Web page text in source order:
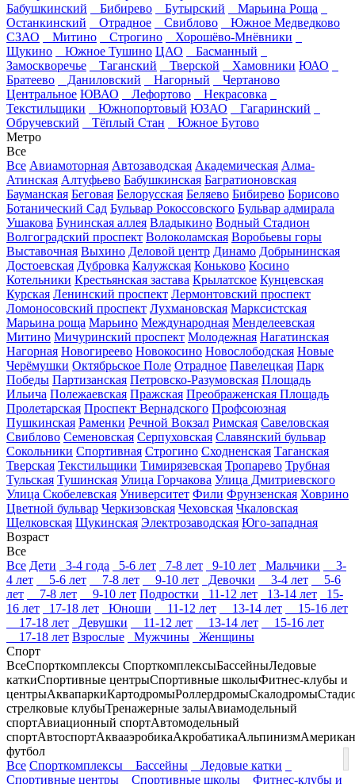
Бабушкинский
Бибирево Бутырский
Марьина Роща
Останкинский
Отрадное Свиблово
Южное Медведково
СЗАО
Митино Строгино
Хорошёво-Мнёвники
Щукино
Южное Тушино ЦАО
Басманный
Замоскворечье
Таганский Тверской Хамовники ЮАО
Братеево
Даниловский Нагорный
Чертаново
Центральное ЮВАО Лефортово
Некрасовка
Текстильщики
Южнопортовый ЮЗАО
Гагаринский
Обручевский
Тёплый Стан
Южное Бутово
Метро
Все
Все Авиамоторная Автозаводская Академическая Алма-
Атинская Алтуфьево Бабушкинская Багратионовская
Бауманская Беговая Белорусская Беляево Бибирево Борисово
Ботанический Сад Бульвар Рокоссовского Бульвар адмирала
Ушакова Бунинская аллея Владыкино Водный Стадион
Волгоградский проспект Волоколамская Воробьевы горы
Выставочная Выхино Деловой центр Динамо Добрынинская
Достоевская Дубровка Калужская Коньково Косино
Котельники Крестьянская застава Крылатское Кунцевская
Курская Ленинский проспект Лермонтовский проспект
Ломоносовский проспект Лухмановская Марксистская
Марьина роща Марьино Международная Менделеевская
Митино Мичуринский проспект Молодежная Нагатинская
Нагорная Новогиреево Новокосино Новослободская Новые
Черёмушки Октябрьское Поле Отрадное Павелецкая Парк
Победы Партизанская Петровско-Разумовская Площадь
Ильича Полежаевская Пражская Преображенская Площадь
Пролетарская Проспект Вернадского Профсоюзная
Пушкинская Раменки Речной Вокзал Римская Савеловская
Свиблово Семеновская Серпуховская Славянский бульвар
Сокольники Спортивная Строгино Сходненская Таганская
Тверская Текстильщики Тимирязевская Тропарево Трубная
Тульская Тушинская Улица Горчакова Улица Дмитриевского
Улица Скобелевская Университет Фили Фрунзенская Ховрино
Цветной бульвар Черкизовская Чеховская Чкаловская
Щелковская Щукинская Электрозаводская Юго-западная
Возраст
Все
Все Дети 3-4 года 5-6 лет 7-8 лет 9-10 лет Мальчики
3-
4 лет
5-6 лет 7-8 лет 9-10 лет Девочки 3-4 лет
5-6
лет
7-8 лет 9-10 лет Подростки 11-12 лет 13-14 лет
15-
16 лет
17-18 лет Юноши 11-12 лет 13-14 лет
15-16 лет
17-18 лет
Девушки 11-12 лет 13-14 лет
15-16 лет
17-18 лет Взрослые Мужчины
Женщины
Спорт
ВсеСпорткомплексы СпорткомплексыБассейныЛедовые
каткиСпортивные центрыСпортивные школыФитнес-клубы и
центрыАквапаркиКартодромыРоллердромыСкалодромы
стрелковые клубыТренажерные залыАвиамодельный
спортАвиационный спортАвтомодельный
спортАвтоспортАквааэробикаАкробатикаАльпинизм
футбол
Все Спорткомплексы Бассейны
Ледовые катки
Спортивные центры
Спортивные школы
Фитнес-клубы и